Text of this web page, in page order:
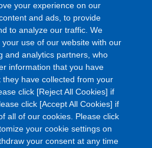
your experience on our
and ads, to provide
to analyze our traffic. We
use of our website with our
and analytics partners, who
information that you have
have collected from your
click [Reject All Cookies] if
click [Accept All Cookies] if
all of our cookies. Please click
your cookie settings on
your consent at any time